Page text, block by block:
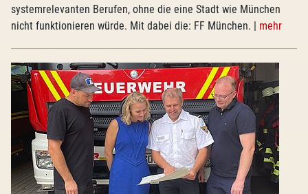
systemrelevanten Berufen, ohne die eine Stadt wie München
nicht funktionieren würde. Mit dabei die: FF München. | mehr